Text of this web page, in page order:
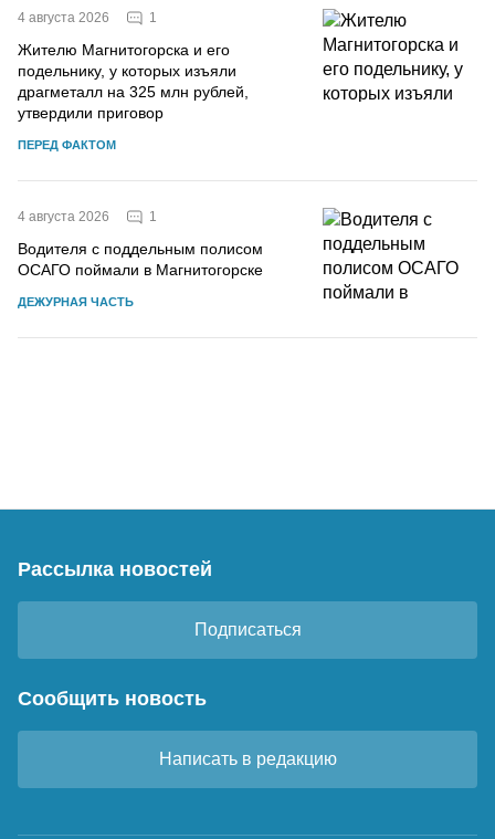
4 августа 2026 1
Жителю Магнитогорска и его
подельнику, у которых изъяли
драгметалл на 325 млн рублей,
утвердили приговор
ПЕРЕД ФАКТОМ
4 августа 2026 1
Водителя с поддельным полисом
ОСАГО поймали в Магнитогорске
ДЕЖУРНАЯ ЧАСТЬ
Рассылка новостей
Подписаться
Сообщить новость
Написать в редакцию